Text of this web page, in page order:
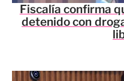
Fiscalía confirma
detenido con